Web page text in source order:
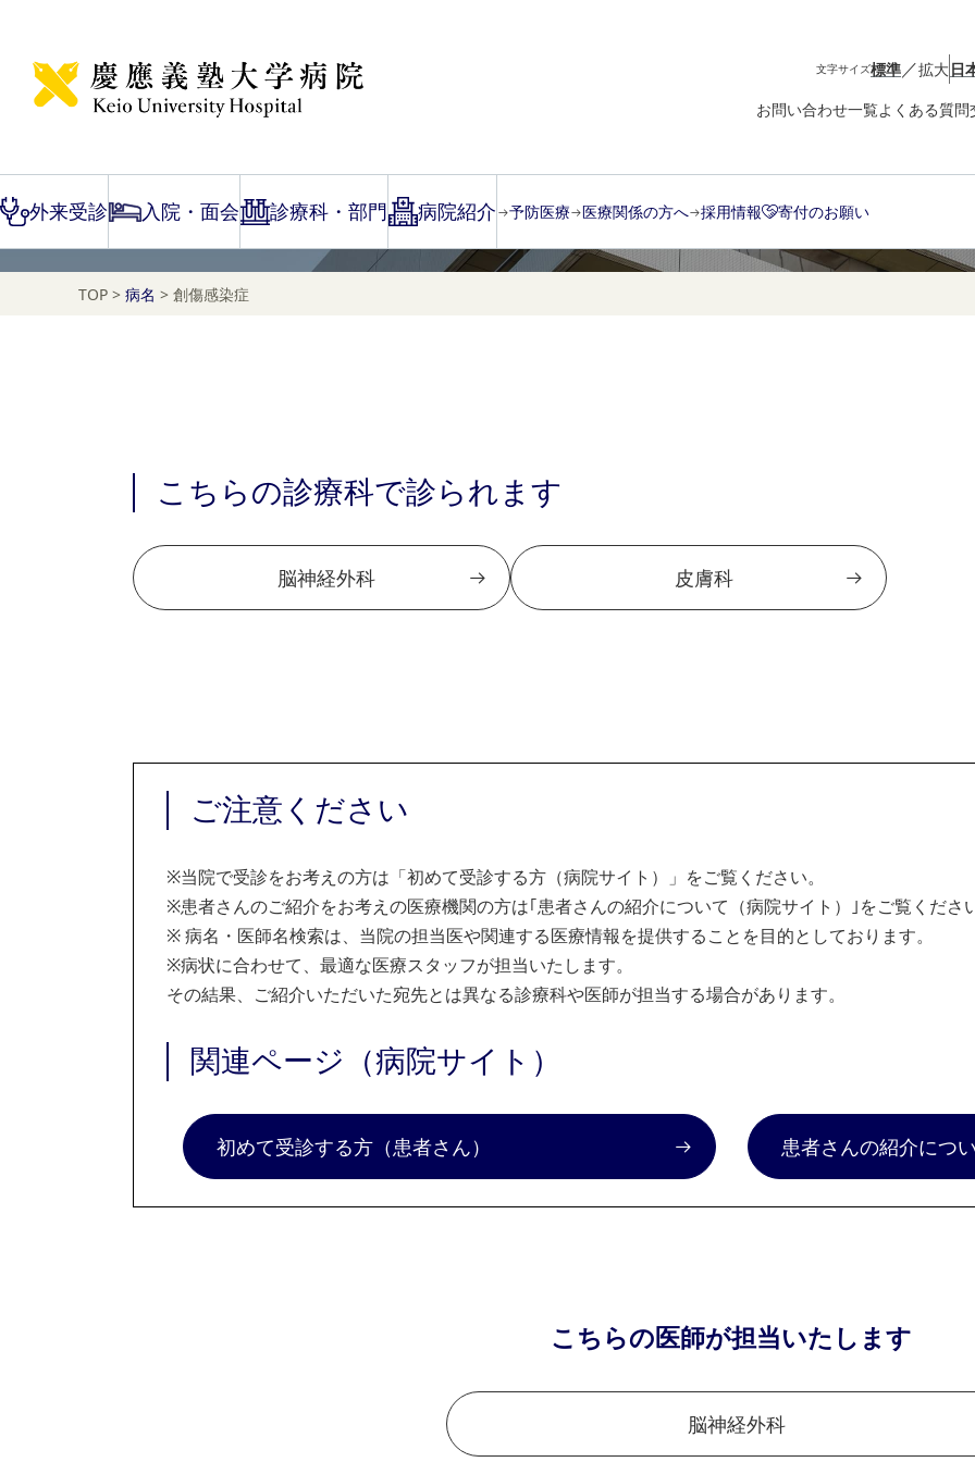
文字サイズ標準／拡大日
お問い合わせ一覧よくある質問
外来受診 入院・面会 診療科・部門 病院紹介 予防医療 医療関係の方へ 採用情報 寄付のお願い
Disease Name Search
TOP > 病名 > 創傷感染症
こちらの診療科で診られます
脳神経外科 皮膚科
ご注意ください
※当院で受診をお考えの方は「初めて受診する方（病院サイト）」をご覧ください。
※患者さんのご紹介をお考えの医療機関の方は｢患者さんの紹介について（病院サイト）｣をご覧くださ
※病名・医師名検索は、当院の担当医や関連する医療情報を提供することを目的としております。
※病状に合わせて、最適な医療スタッフが担当いたします。
その結果、ご紹介いただいた宛先とは異なる診療科や医師が担当する場合があります。
関連ページ（病院サイト）
初めて受診する方（患者さん） 患者さんの紹介につ
こちらの医師が担当いたします
脳神経外科